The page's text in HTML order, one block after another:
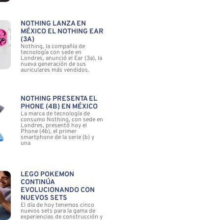
NOTHING LANZA EN
MÉXICO EL NOTHING EAR
(3A)
Nothing, la compañía de
tecnología con sede en
Londres, anunció el Ear (3a), la
nueva generación de sus
auriculares más vendidos.
NOTHING PRESENTA EL
PHONE (4B) EN MÉXICO
La marca de tecnología de
consumo Nothing, con sede en
Londres, presentó hoy el
Phone (4b), el primer
smartphone de la serie (b) y
una
LEGO POKÉMON
CONTINÚA
EVOLUCIONANDO CON
NUEVOS SETS
El día de hoy tenemos cinco
nuevos sets para la gama de
experiencias de construcción y